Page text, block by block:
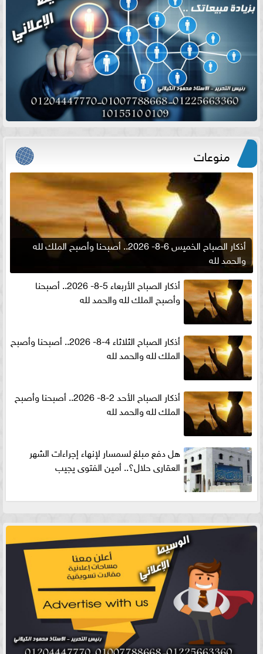
منوعات
أذكار الصباح الخميس 6-8- 2026.. أصبحنا وأصبح الملك لله
والحمد لله
أذكار الصباح الأربعاء 5-8- 2026.. أصبحنا
وأصبح الملك لله والحمد لله
أذكار الصباح الثلاثاء 4-8- 2026.. أصبحنا وأصبح
الملك لله والحمد لله
أذكار الصباح الأحد 2-8- 2026.. أصبحنا وأصبح
الملك لله والحمد لله
هل دفع مبلغ لسمسار لإنهاء إجراءات الشهر
العقارى حلال؟.. أمين الفتوى يجيب